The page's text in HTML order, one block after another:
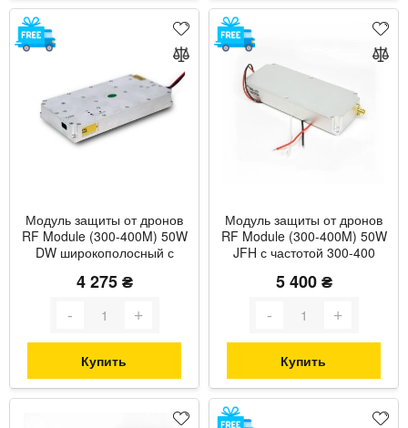
Модуль защиты от дронов
RF Module (300-400M) 50W
DW широкополосный с
мощностью до 55 Вт с
4 275 ₴
Купить
Модуль защиты от дронов
RF Module (300-400M) 50W
JFH с частотой 300-400
мощностью до 50 Вт
5 400 ₴
Купить